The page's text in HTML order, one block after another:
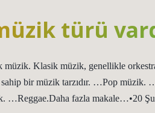
türü
Klasik müzik, genellikle
sahip bir müzik tarzıdır. …Pop
…Reggae.Daha fazla makale…•20